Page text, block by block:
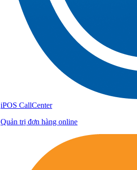
iPOS CallCenter
Quản trị đơn hàng online